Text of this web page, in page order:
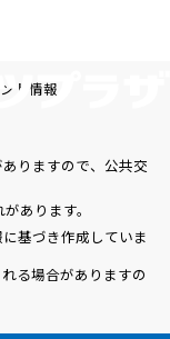
ト情報
りますので、公共交
あります。
基づき作成していま
る場合がありますの